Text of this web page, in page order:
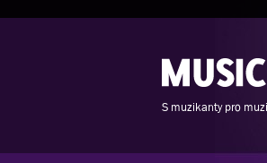
S muzikanty pro